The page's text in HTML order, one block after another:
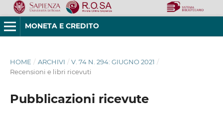
MONETA E CREDITO
HOME / ARCHIVI / V. 74 N. 294: GIUGNO 2021 /
Recensioni e libri ricevuti
Pubblicazioni ricevute